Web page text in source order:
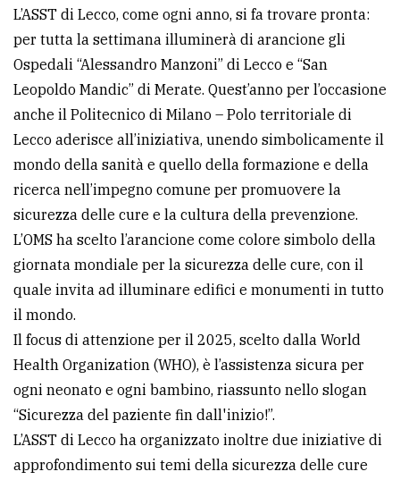
CERCA
Cerca
per
comune
Ricerca
avanzata
LE
ALTRE
TESTATE
PRIVACY
Privacy
policy
L’ASST di Lecco, come ogni anno, si fa trovare pronta:
per tutta la settimana illuminerà di arancione gli
Ospedali “Alessandro Manzoni” di Lecco e “San
Leopoldo Mandic” di Merate. Quest’anno per l’occasione
anche il Politecnico di Milano – Polo territoriale di
Lecco aderisce all’iniziativa, unendo simbolicamente il
mondo della sanità e quello della formazione e della
ricerca nell’impegno comune per promuovere la
sicurezza delle cure e la cultura della prevenzione.
L’OMS ha scelto l’arancione come colore simbolo della
giornata mondiale per la sicurezza delle cure, con il
quale invita ad illuminare edifici e monumenti in tutto
il mondo.
Il focus di attenzione per il 2025, scelto dalla World
Health Organization (WHO), è l’assistenza sicura per
ogni neonato e ogni bambino, riassunto nello slogan
“Sicurezza del paziente fin dall'inizio!”.
L’ASST di Lecco ha organizzato inoltre due iniziative di
approfondimento sui temi della sicurezza delle cure